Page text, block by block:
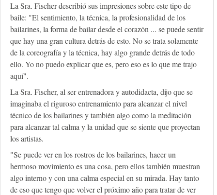
La Sra. Fischer describió sus impresiones sobre este tipo de
baile: "El sentimiento, la técnica, la profesionalidad de los
bailarines, la forma de bailar desde el corazón ... se puede sentir
que hay una gran cultura detrás de esto. No se trata solamente
de la coreografía y la técnica, hay algo grande detrás de todo
ello. Yo no puedo explicar que es, pero eso es lo que me trajo
aquí".
La Sra. Fischer, al ser entrenadora y autodidacta, dijo que se
imaginaba el riguroso entrenamiento para alcanzar el nivel
técnico de los bailarines y también algo como la meditación
para alcanzar tal calma y la unidad que se siente que proyectan
los artistas.
"Se puede ver en los rostros de los bailarines, hacer un
hermoso movimiento es una cosa, pero ellos también muestran
algo interno y con una calma especial en su mirada. Hay tanto
de eso que tengo que volver el próximo año para tratar de ver